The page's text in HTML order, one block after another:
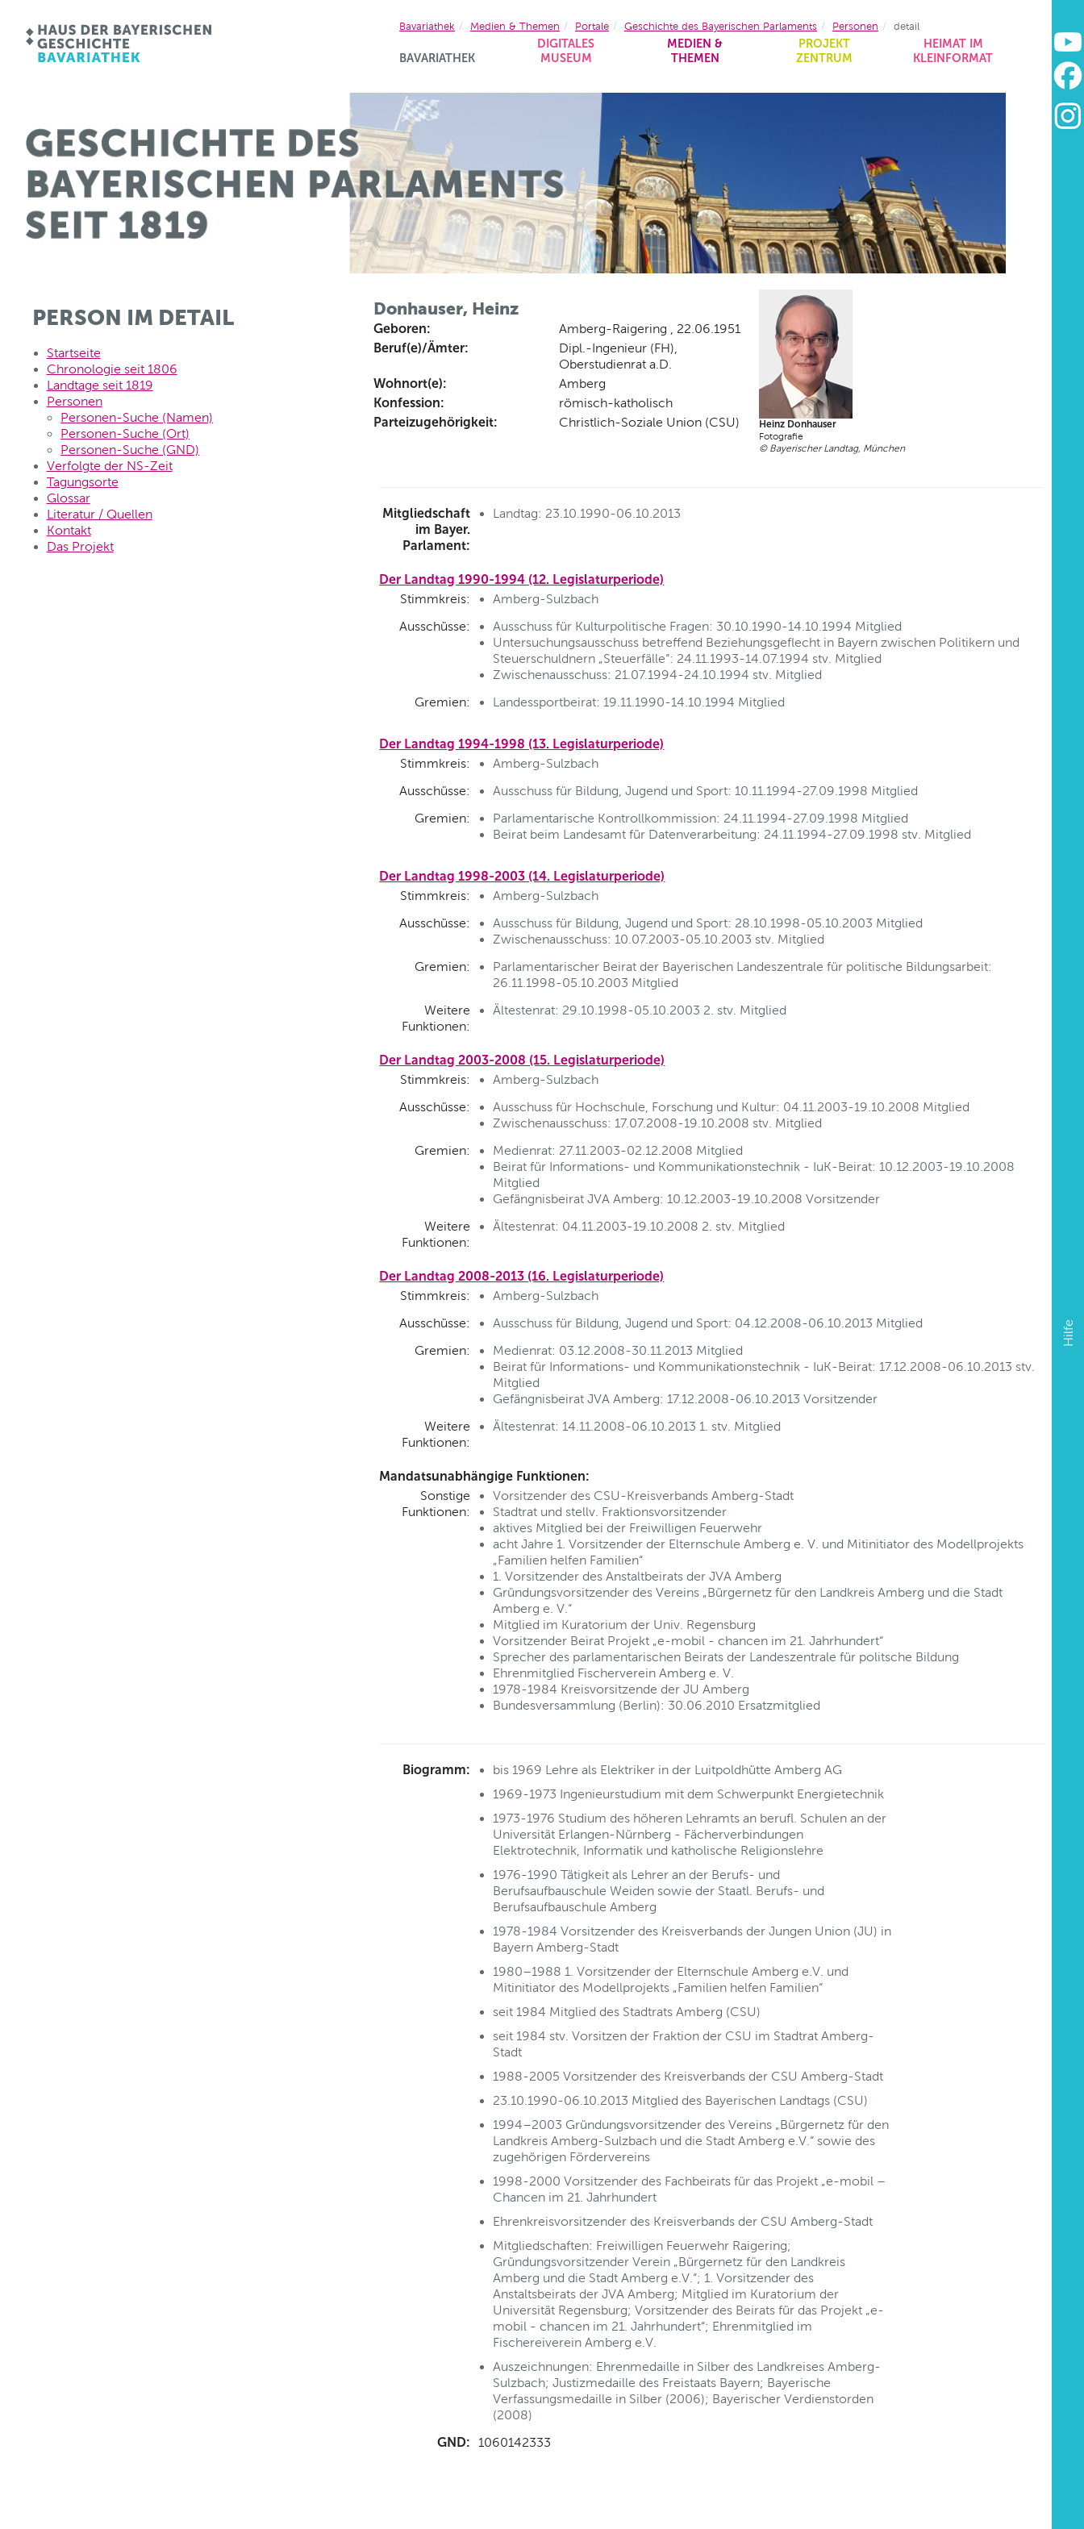
BAVARIATHEK
DIGITALES
MUSEUM
MEDIEN &
THEMEN
PROJEKT
ZENTRUM
HEIMAT IM
KLEINFORMAT
Hilfe
Bavariathek Medien & Themen Portale Geschichte des Bayerischen Parlaments Personen detail
PERSON IM DETAIL
Startseite
Chronologie seit 1806
Landtage seit 1819
Personen
Personen-Suche (Namen)
Personen-Suche (Ort)
Personen-Suche (GND)
Verfolgte der NS-Zeit
Tagungsorte
Glossar
Literatur / Quellen
Kontakt
Das Projekt
Donhauser, Heinz
Geboren: Amberg-Raigering , 22.06.1951
Beruf(e)/Ämter:
Dipl.-Ingenieur (FH),
Oberstudienrat a.D.
Wohnort(e): Amberg
Konfession: römisch-katholisch
Parteizugehörigkeit: Christlich-Soziale Union (CSU)
Heinz Donhauser
Fotografie
© Bayerischer Landtag, München
Mitgliedschaft
im Bayer.
Parlament:
Landtag: 23.10.1990-06.10.2013
Der Landtag 1990-1994 (12. Legislaturperiode)
Stimmkreis:
Amberg-Sulzbach
Ausschüsse:
Ausschuss für Kulturpolitische Fragen: 30.10.1990-14.10.1994 Mitglied
Untersuchungsausschuss betreffend Beziehungsgeflecht in Bayern zwischen Politikern und
Steuerschuldnern „Steuerfälle“: 24.11.1993-14.07.1994 stv. Mitglied
Zwischenausschuss: 21.07.1994-24.10.1994 stv. Mitglied
Gremien:
Landessportbeirat: 19.11.1990-14.10.1994 Mitglied
Der Landtag 1994-1998 (13. Legislaturperiode)
Stimmkreis:
Amberg-Sulzbach
Ausschüsse:
Ausschuss für Bildung, Jugend und Sport: 10.11.1994-27.09.1998 Mitglied
Gremien:
Parlamentarische Kontrollkommission: 24.11.1994-27.09.1998 Mitglied
Beirat beim Landesamt für Datenverarbeitung: 24.11.1994-27.09.1998 stv. Mitglied
Der Landtag 1998-2003 (14. Legislaturperiode)
Stimmkreis:
Amberg-Sulzbach
Ausschüsse:
Ausschuss für Bildung, Jugend und Sport: 28.10.1998-05.10.2003 Mitglied
Zwischenausschuss: 10.07.2003-05.10.2003 stv. Mitglied
Gremien:
Parlamentarischer Beirat der Bayerischen Landeszentrale für politische Bildungsarbeit:
26.11.1998-05.10.2003 Mitglied
Weitere
Funktionen:
Ältestenrat: 29.10.1998-05.10.2003 2. stv. Mitglied
Der Landtag 2003-2008 (15. Legislaturperiode)
Stimmkreis:
Amberg-Sulzbach
Ausschüsse:
Ausschuss für Hochschule, Forschung und Kultur: 04.11.2003-19.10.2008 Mitglied
Zwischenausschuss: 17.07.2008-19.10.2008 stv. Mitglied
Gremien:
Medienrat: 27.11.2003-02.12.2008 Mitglied
Beirat für Informations- und Kommunikationstechnik - IuK-Beirat: 10.12.2003-19.10.2008
Mitglied
Gefängnisbeirat JVA Amberg: 10.12.2003-19.10.2008 Vorsitzender
Weitere
Funktionen:
Ältestenrat: 04.11.2003-19.10.2008 2. stv. Mitglied
Der Landtag 2008-2013 (16. Legislaturperiode)
Stimmkreis:
Amberg-Sulzbach
Ausschüsse:
Ausschuss für Bildung, Jugend und Sport: 04.12.2008-06.10.2013 Mitglied
Gremien:
Medienrat: 03.12.2008-30.11.2013 Mitglied
Beirat für Informations- und Kommunikationstechnik - IuK-Beirat: 17.12.2008-06.10.2013 stv.
Mitglied
Gefängnisbeirat JVA Amberg: 17.12.2008-06.10.2013 Vorsitzender
Weitere
Funktionen:
Ältestenrat: 14.11.2008-06.10.2013 1. stv. Mitglied
Mandatsunabhängige Funktionen:
Sonstige
Funktionen:
Vorsitzender des CSU-Kreisverbands Amberg-Stadt
Stadtrat und stellv. Fraktionsvorsitzender
aktives Mitglied bei der Freiwilligen Feuerwehr
acht Jahre 1. Vorsitzender der Elternschule Amberg e. V. und Mitinitiator des Modellprojekts
„Familien helfen Familien“
1. Vorsitzender des Anstaltbeirats der JVA Amberg
Gründungsvorsitzender des Vereins „Bürgernetz für den Landkreis Amberg und die Stadt
Amberg e. V.“
Mitglied im Kuratorium der Univ. Regensburg
Vorsitzender Beirat Projekt „e-mobil - chancen im 21. Jahrhundert“
Sprecher des parlamentarischen Beirats der Landeszentrale für politsche Bildung
Ehrenmitglied Fischerverein Amberg e. V.
1978-1984 Kreisvorsitzende der JU Amberg
Bundesversammlung (Berlin): 30.06.2010 Ersatzmitglied
Biogramm:
bis 1969 Lehre als Elektriker in der Luitpoldhütte Amberg AG
1969-1973 Ingenieurstudium mit dem Schwerpunkt Energietechnik
1973-1976 Studium des höheren Lehramts an berufl. Schulen an der
Universität Erlangen-Nürnberg - Fächerverbindungen
Elektrotechnik, Informatik und katholische Religionslehre
1976-1990 Tätigkeit als Lehrer an der Berufs- und
Berufsaufbauschule Weiden sowie der Staatl. Berufs- und
Berufsaufbauschule Amberg
1978-1984 Vorsitzender des Kreisverbands der Jungen Union (JU) in
Bayern Amberg-Stadt
1980–1988 1. Vorsitzender der Elternschule Amberg e.V. und
Mitinitiator des Modellprojekts „Familien helfen Familien“
seit 1984 Mitglied des Stadtrats Amberg (CSU)
seit 1984 stv. Vorsitzen der Fraktion der CSU im Stadtrat Amberg-
Stadt
1988-2005 Vorsitzender des Kreisverbands der CSU Amberg-Stadt
23.10.1990-06.10.2013 Mitglied des Bayerischen Landtags (CSU)
1994–2003 Gründungsvorsitzender des Vereins „Bürgernetz für den
Landkreis Amberg-Sulzbach und die Stadt Amberg e.V.“ sowie des
zugehörigen Fördervereins
1998-2000 Vorsitzender des Fachbeirats für das Projekt „e-mobil –
Chancen im 21. Jahrhundert
Ehrenkreisvorsitzender des Kreisverbands der CSU Amberg-Stadt
Mitgliedschaften: Freiwilligen Feuerwehr Raigering;
Gründungsvorsitzender Verein „Bürgernetz für den Landkreis
Amberg und die Stadt Amberg e.V.“; 1. Vorsitzender des
Anstaltsbeirats der JVA Amberg; Mitglied im Kuratorium der
Universität Regensburg; Vorsitzender des Beirats für das Projekt „e-
mobil - chancen im 21. Jahrhundert“; Ehrenmitglied im
Fischereiverein Amberg e.V.
Auszeichnungen: Ehrenmedaille in Silber des Landkreises Amberg-
Sulzbach; Justizmedaille des Freistaats Bayern; Bayerische
Verfassungsmedaille in Silber (2006); Bayerischer Verdienstorden
(2008)
GND: 1060142333